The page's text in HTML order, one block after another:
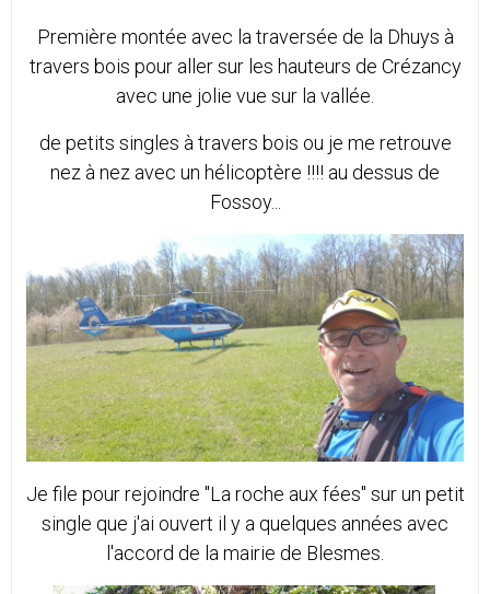
Première montée avec la traversée de la Dhuys à
travers bois pour aller sur les hauteurs de Crézancy
avec une jolie vue sur la vallée.
de petits singles à travers bois ou je me retrouve
nez à nez avec un hélicoptère !!!! au dessus de
Fossoy...
Je file pour rejoindre "La roche aux fées" sur un petit
single que j'ai ouvert il y a quelques années avec
l'accord de la mairie de Blesmes.